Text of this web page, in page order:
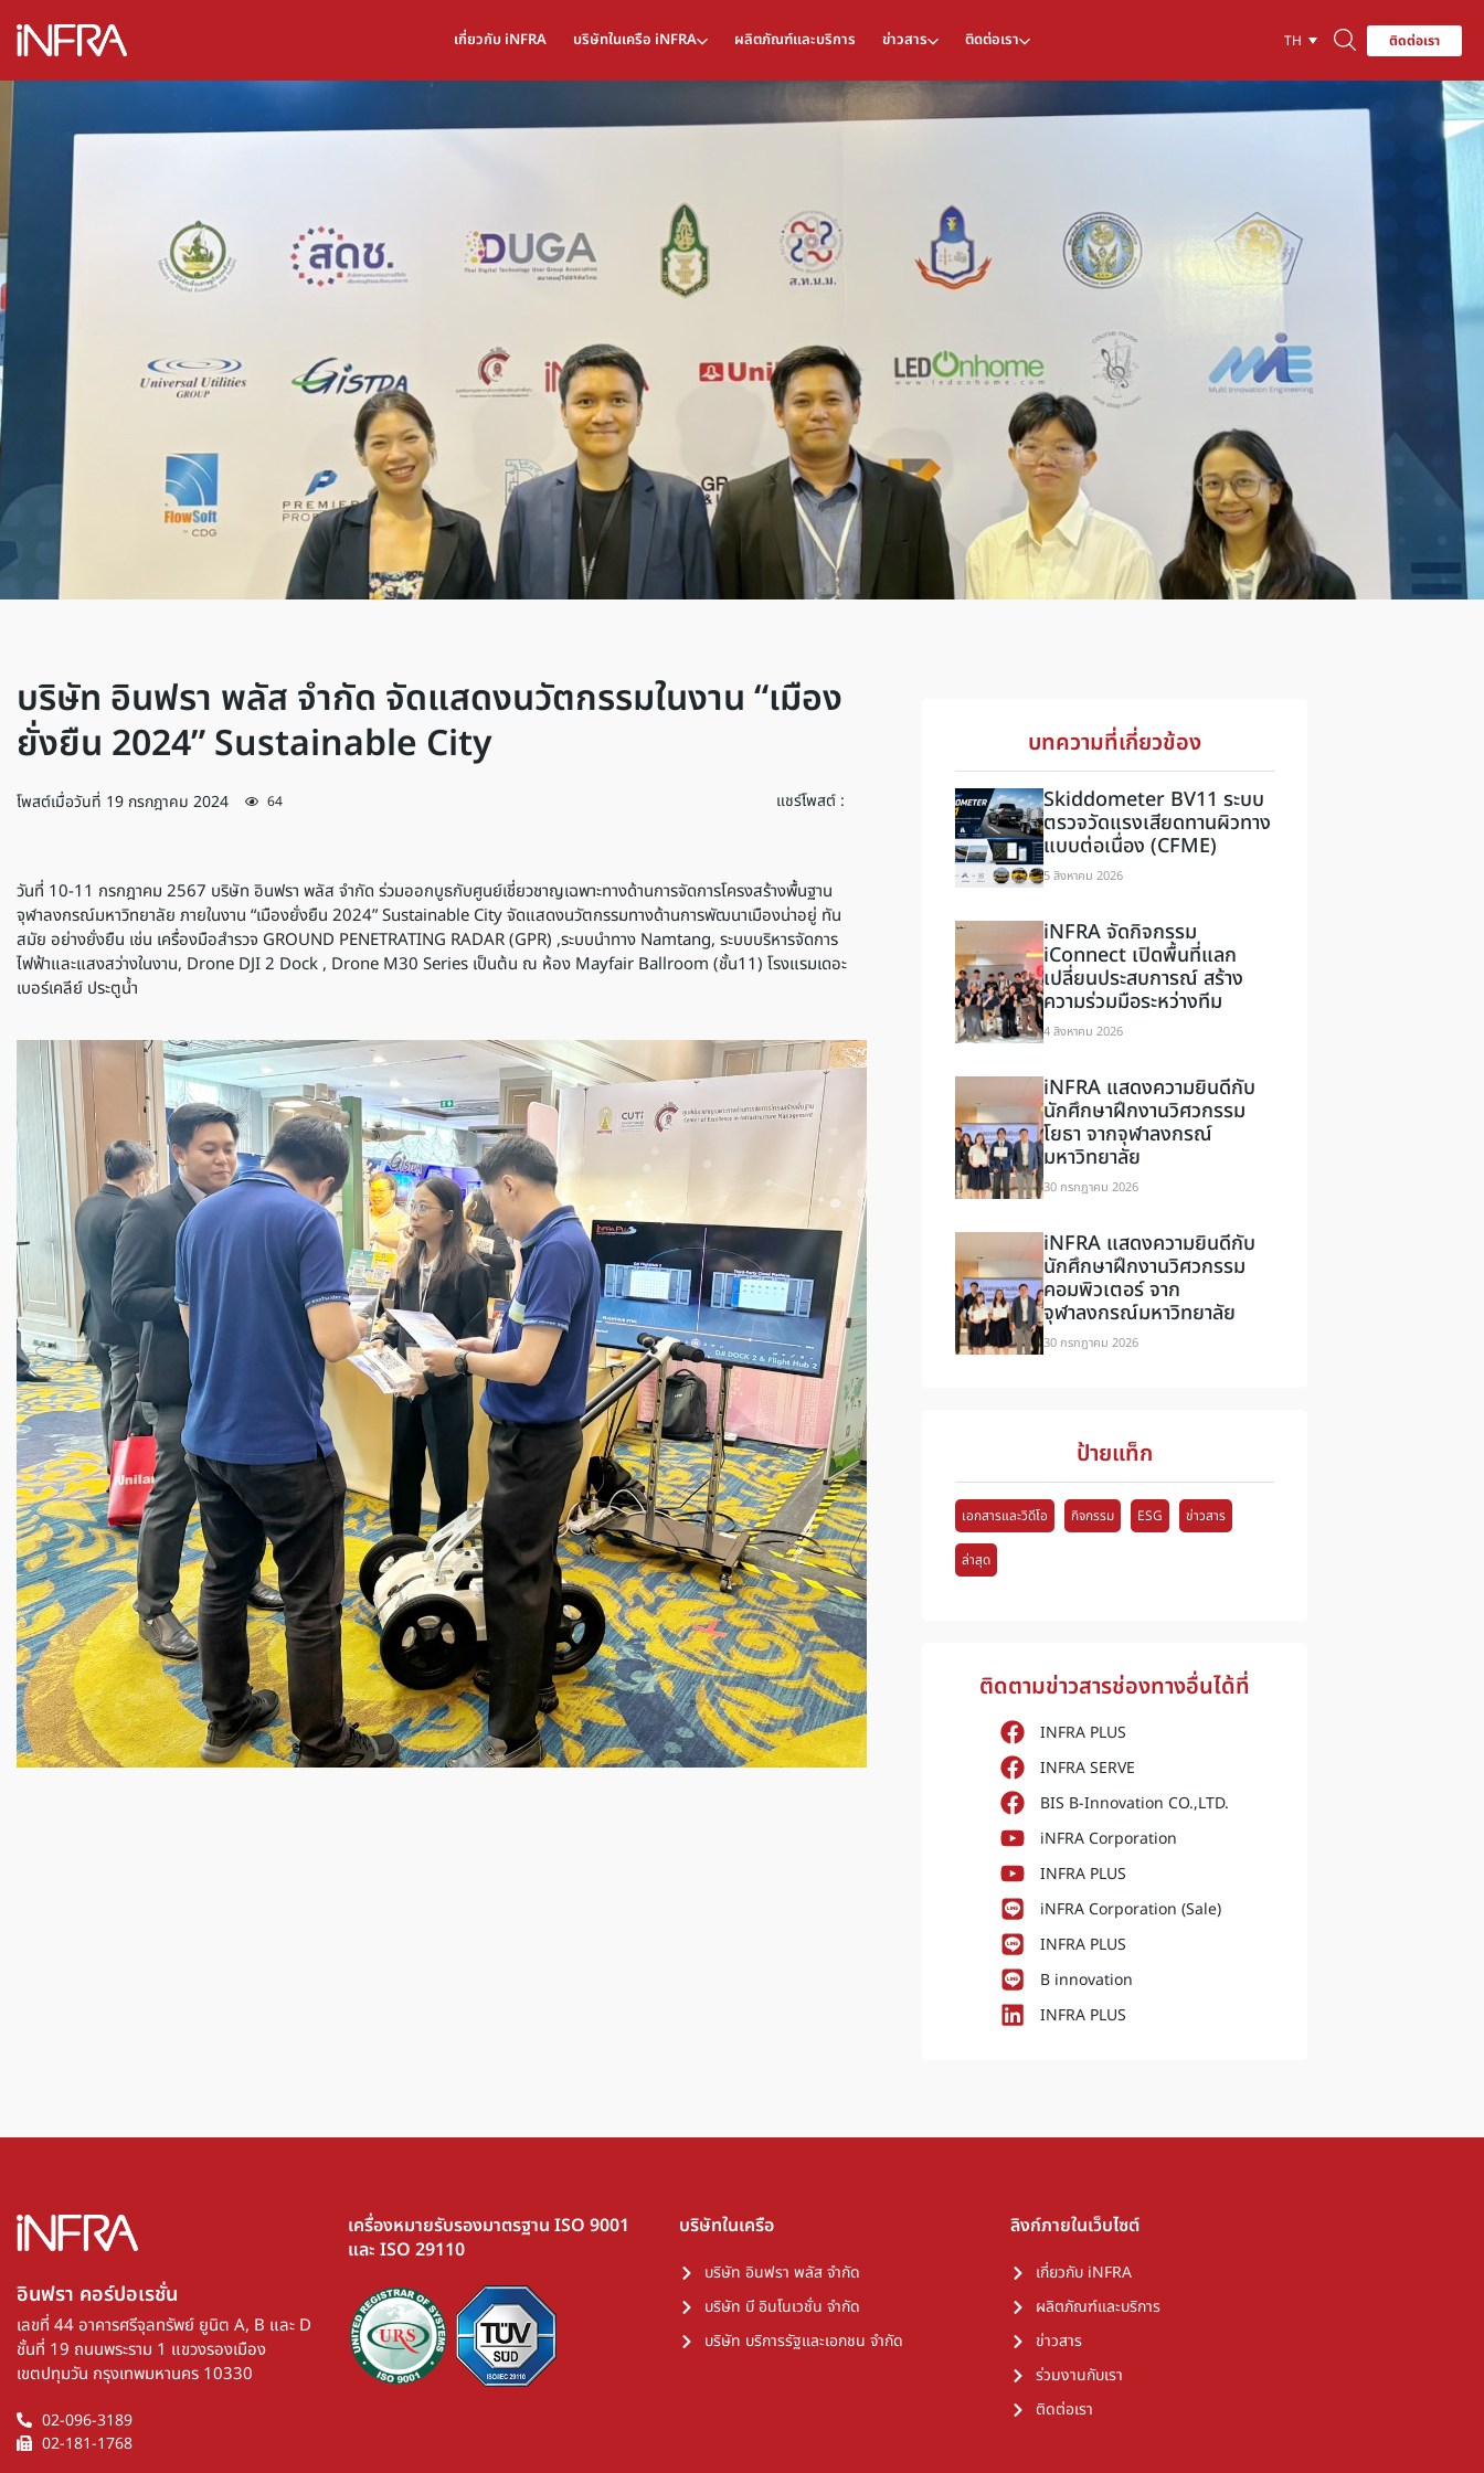
เกี่ยวกับ iNFRA บริษัทในเครือ iNFRA ผลิตภัณฑ์และบริการ ข่าวสาร ติดต่อเรา TH ติดต่อเรา
บริษัท อินฟรา พลัส จำกัด จัดแสดงนวัตกรรมในงาน “เมือง
ยั่งยืน 2024” Sustainable City
โพสต์เมื่อวันที่ 19 กรกฎาคม 2024 64 แชร์โพสต์ :
วันที่ 10-11 กรกฎาคม 2567 บริษัท อินฟรา พลัส จำกัด ร่วมออกบูธกับศูนย์เชี่ยวชาญเฉพาะทางด้านการจัดการโครงสร้างพื้นฐาน
จุฬาลงกรณ์มหาวิทยาลัย ภายในงาน “เมืองยั่งยืน 2024” Sustainable City จัดแสดงนวัตกรรมทางด้านการพัฒนาเมืองน่าอยู่ ทัน
สมัย อย่างยั่งยืน เช่น เครื่องมือสำรวจ GROUND PENETRATING RADAR (GPR) ,ระบบนำทาง Namtang, ระบบบริหารจัดการ
ไฟฟ้าและแสงสว่างในงาน, Drone DJI 2 Dock , Drone M30 Series เป็นต้น ณ ห้อง Mayfair Ballroom (ชั้น11) โรงแรมเดอะ
เบอร์เคลีย์ ประตูน้ำ
บทความที่เกี่ยวข้อง
Skiddometer BV11 ระบบ
ตรวจวัดแรงเสียดทานผิวทาง
แบบต่อเนื่อง (CFME)
5 สิงหาคม 2026
iNFRA จัดกิจกรรม
iConnect เปิดพื้นที่แลก
เปลี่ยนประสบการณ์ สร้าง
ความร่วมมือระหว่างทีม
4 สิงหาคม 2026
iNFRA แสดงความยินดีกับ
นักศึกษาฝึกงานวิศวกรรม
โยธา จากจุฬาลงกรณ์
มหาวิทยาลัย
30 กรกฎาคม 2026
iNFRA แสดงความยินดีกับ
นักศึกษาฝึกงานวิศวกรรม
คอมพิวเตอร์ จาก
จุฬาลงกรณ์มหาวิทยาลัย
30 กรกฎาคม 2026
ป้ายแท็ก
เอกสารและวิดีโอ กิจกรรม ESG ข่าวสาร
ล่าสุด
ติดตามข่าวสารช่องทางอื่นได้ที่
INFRA PLUS
INFRA SERVE
BIS B-Innovation CO.,LTD.
iNFRA Corporation
INFRA PLUS
iNFRA Corporation (Sale)
INFRA PLUS
B innovation
INFRA PLUS
อินฟรา คอร์ปอเรชั่น​
เลขที่ 44 อาคารศรีจุลทรัพย์ ยูนิต A, B และ D
ชั้นที่ 19 ถนนพระราม 1 แขวงรองเมือง
เขตปทุมวัน กรุงเทพมหานคร 10330
02-096-3189
02-181-1768
เครื่องหมายรับรองมาตรฐาน ISO 9001
และ ISO 29110
บริษัทในเครือ
บริษัท อินฟรา พลัส จำกัด
บริษัท บี อินโนเวชั่น จำกัด
บริษัท บริการรัฐและเอกชน จำกัด
ลิงก์ภายในเว็บไซต์
เกี่ยวกับ iNFRA
ผลิตภัณฑ์และบริการ
ข่าวสาร
ร่วมงานกับเรา
ติดต่อเรา